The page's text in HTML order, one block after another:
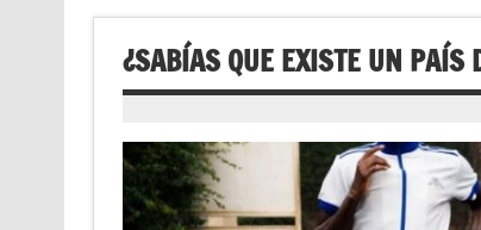
¿SABÍAS QUE EXISTE UN PAÍS